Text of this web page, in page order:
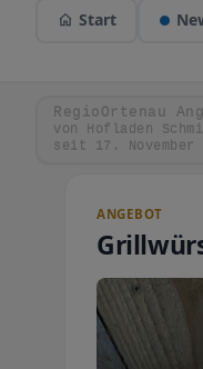
Start
RegioOrtenau
von Hofladen
seit 17. November
ANGEBOT